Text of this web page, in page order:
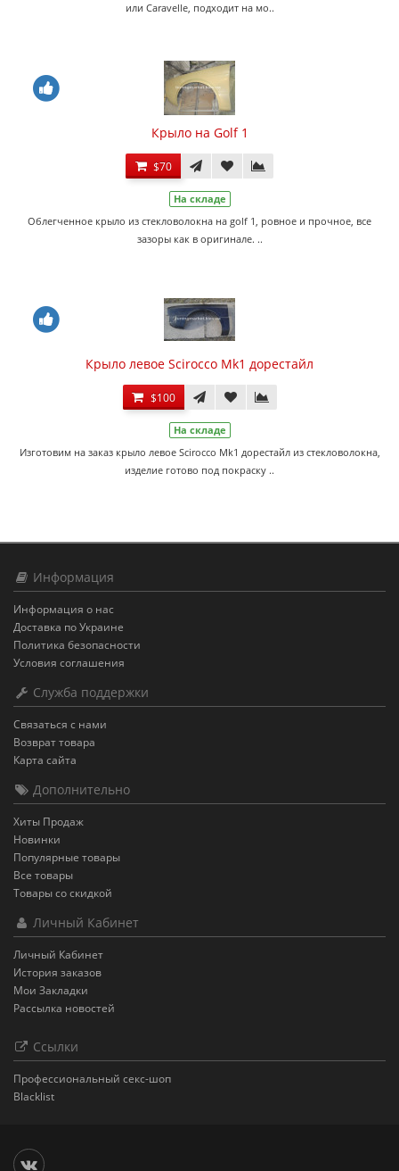
или Caravelle, подходит на мо..
Крыло на Golf 1
$70
На складе
Облегченное крыло из стекловолокна на golf 1, ровное и прочное, все
зазоры как в оригинале. ..
Крыло левое Scirocco Mk1 дорестайл
$100
На складе
Изготовим на заказ крыло левое Scirocco Mk1 дорестайл из стекловолокна,
изделие готово под покраску ..
Информация
Информация о нас
Доставка по Украине
Политика безопасности
Условия соглашения
Служба поддержки
Связаться с нами
Возврат товара
Карта сайта
Дополнительно
Хиты Продаж
Новинки
Популярные товары
Все товары
Товары со скидкой
Личный Кабинет
Личный Кабинет
История заказов
Мои Закладки
Рассылка новостей
Ссылки
Профессиональный секс-шоп
Blacklist